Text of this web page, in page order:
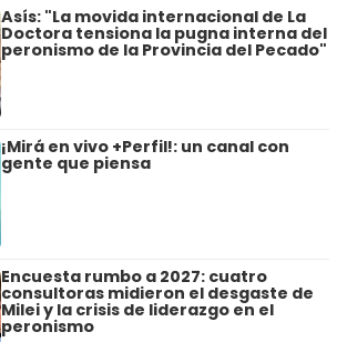
Asís: "La movida internacional de La
Doctora tensiona la pugna interna del
peronismo de la Provincia del Pecado"
¡Mirá en vivo +Perfil!: un canal con
gente que piensa
Encuesta rumbo a 2027: cuatro
consultoras midieron el desgaste de
Milei y la crisis de liderazgo en el
peronismo